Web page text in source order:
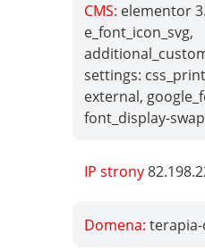
CMS: elementor
e_font_icon_svg,
settings:
external,
font_display-swap
IP strony
Domena: